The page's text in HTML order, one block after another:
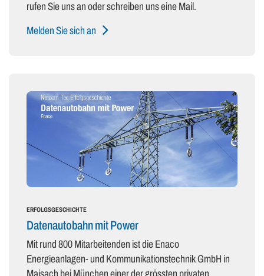
rufen Sie uns an oder schreiben uns eine Mail.
Melden Sie sich an
ERFOLGSGESCHICHTE
Datenautobahn mit Power
Mit rund 800 Mitarbeitenden ist die Enaco
Energieanlagen- und Kommunikationstechnik GmbH in
Maisach bei München einer der grössten privaten